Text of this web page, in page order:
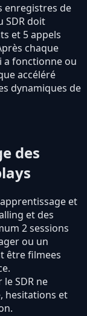
enregistres de
SDR doit
et 5 appels
chaque
a fonctionne ou
accéléré
dynamiques de
des
et
et des
2 sessions
ou un
être filmees
SDR ne
hesitations et